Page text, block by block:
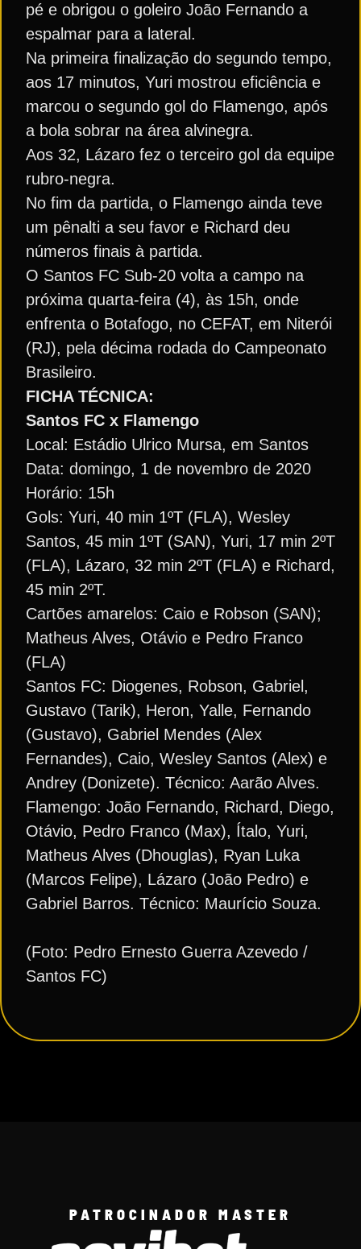
pé e obrigou o goleiro João Fernando a
espalmar para a lateral.
Na primeira finalização do segundo tempo,
aos 17 minutos, Yuri mostrou eficiência e
marcou o segundo gol do Flamengo, após
a bola sobrar na área alvinegra.
Aos 32, Lázaro fez o terceiro gol da equipe
rubro-negra.
No fim da partida, o Flamengo ainda teve
um pênalti a seu favor e Richard deu
números finais à partida.
O Santos FC Sub-20 volta a campo na
próxima quarta-feira (4), às 15h, onde
enfrenta o Botafogo, no CEFAT, em Niterói
(RJ), pela décima rodada do Campeonato
Brasileiro.
FICHA TÉCNICA:
Santos FC x Flamengo
Local: Estádio Ulrico Mursa, em Santos
Data: domingo, 1 de novembro de 2020
Horário: 15h
Gols: Yuri, 40 min 1ºT (FLA), Wesley
Santos, 45 min 1ºT (SAN), Yuri, 17 min 2ºT
(FLA), Lázaro, 32 min 2ºT (FLA) e Richard,
45 min 2ºT.
Cartões amarelos: Caio e Robson (SAN);
Matheus Alves, Otávio e Pedro Franco
(FLA)
Santos FC: Diogenes, Robson, Gabriel,
Gustavo (Tarik), Heron, Yalle, Fernando
(Gustavo), Gabriel Mendes (Alex
Fernandes), Caio, Wesley Santos (Alex) e
Andrey (Donizete). Técnico: Aarão Alves.
Flamengo: João Fernando, Richard, Diego,
Otávio, Pedro Franco (Max), Ítalo, Yuri,
Matheus Alves (Dhouglas), Ryan Luka
(Marcos Felipe), Lázaro (João Pedro) e
Gabriel Barros. Técnico: Maurício Souza.
(Foto: Pedro Ernesto Guerra Azevedo /
Santos FC)
PATROCINADOR MASTER